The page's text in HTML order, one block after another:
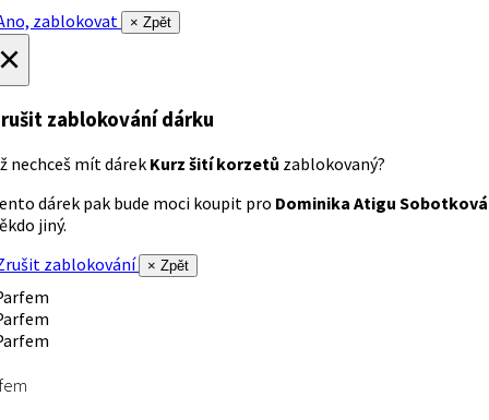
zablokovat
× Zpět
zablokování dárku
nechceš mít dárek Kurz šití korzetů zablokovaný?
dárek pak bude moci koupit pro Dominika Atigu Sobotková
jiný.
zablokování
× Zpět